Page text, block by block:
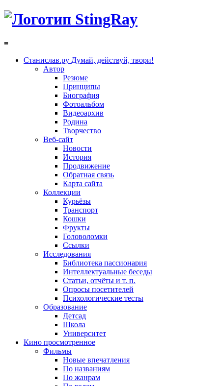
≡
Станислав.ру Думай, действуй, твори!
Автор
Резюме
Принципы
Биография
Фотоальбом
Видеоархив
Родина
Творчество
Веб-сайт
Новости
История
Продвижение
Обратная связь
Карта сайта
Коллекции
Курьёзы
Транспорт
Кошки
Фрукты
Головоломки
Ссылки
Исследования
Библиотека пассионария
Интеллектуальные беседы
Статьи, отчёты и т. п.
Опросы посетителей
Психологические тесты
Образование
Детсад
Школа
Университет
Кино просмотренное
Фильмы
Новые впечатления
По названиям
По жанрам